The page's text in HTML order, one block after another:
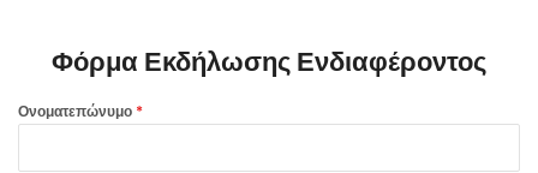
Φόρμα Εκδήλωσης Ενδιαφέροντος
Ονοματεπώνυμο *